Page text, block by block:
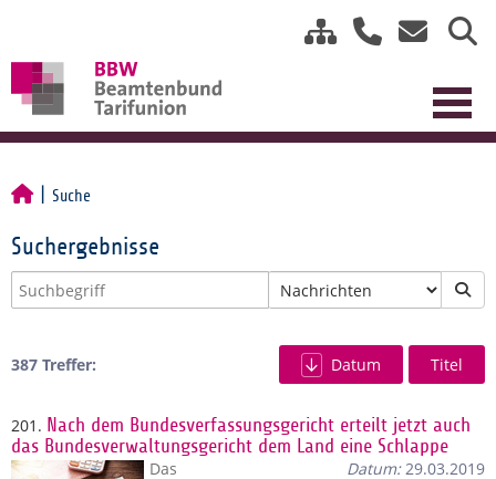
Suche
Suchergebnisse
387 Treffer: Datum Titel
201. Nach dem Bundesverfassungsgericht erteilt jetzt auch
das Bundesverwaltungsgericht dem Land eine Schlappe
Datum:29.03.2019
Das